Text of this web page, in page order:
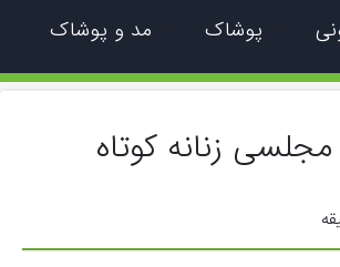
پوشاک مد و پوشاک
زنانه کوتاه